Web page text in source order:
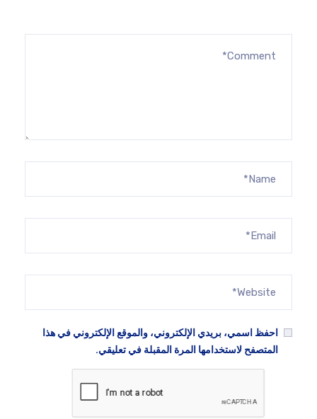
احفظ اسمي، بريدي الإلكتروني، والموقع الإلكتروني في هذا
المتصفح لاستخدامها المرة المقبلة في تعليقي.